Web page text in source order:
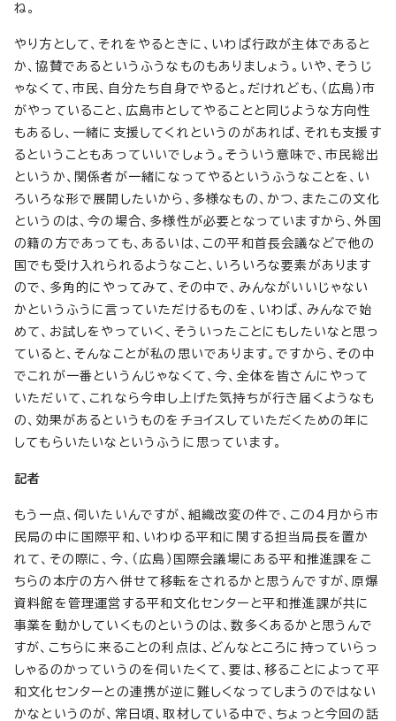
ね。
やり方として、それをやるときに、いわば行政が主体であると
か、協賛であるというふうなものもありましょう。いや、そうじ
ゃなくて、市民、自分たち自身でやると。だけれども、（広島）市
がやっていること、広島市としてやることと同じような方向性
もあるし、一緒に支援してくれというのがあれば、それも支援す
るということもあっていいでしょう。そういう意味で、市民総出
というか、関係者が一緒になってやるというふうなことを、い
ろいろな形で展開したいから、多様なもの、かつ、またこの文化
というのは、今の場合、多様性が必要となっていますから、外国
の籍の方であっても、あるいは、この平和首長会議などで他の
国でも受け入れられるようなこと、いろいろな要素があります
ので、多角的にやってみて、その中で、みんながいいじゃない
かというふうに言っていただけるものを、いわば、みんなで始
めて、お試しをやっていく、そういったことにもしたいなと思っ
ていると、そんなことが私の思いであります。ですから、その中
でこれが一番というんじゃなくて、今、全体を皆さんにやって
いただいて、これなら今申し上げた気持ちが行き届くようなも
の、効果があるというものをチョイスしていただくための年に
してもらいたいなというふうに思っています。
記者
もう一点、伺いたいんですが、組織改変の件で、この4月から市
民局の中に国際平和、いわゆる平和に関する担当局長を置か
れて、その際に、今、（広島）国際会議場にある平和推進課をこ
ちらの本庁の方へ併せて移転をされるかと思うんですが、原爆
資料館を管理運営する平和文化センターと平和推進課が共に
事業を動かしていくものというのは、数多くあるかと思うんで
すが、こちらに来ることの利点は、どんなところに持っていらっ
しゃるのかっていうのを伺いたくて、要は、移ることによって平
和文化センターとの連携が逆に難しくなってしまうのではない
かなというのが、常日頃、取材している中で、ちょっと今回の話